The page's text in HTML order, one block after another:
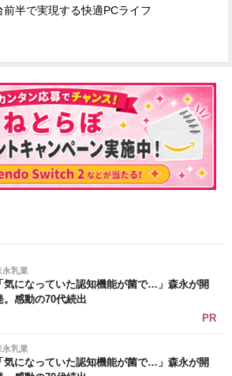
前半で実現する快適PCライフ
永乳業
「気になっていた認知機能が菌で…」森永が開
。感動の70代続出
PR
永乳業
「気になっていた認知機能が菌で…」森永が開